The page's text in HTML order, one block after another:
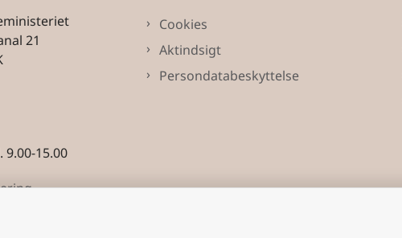
21
15.00
Cookies
Aktindsigt
Persondatabeskyttelse